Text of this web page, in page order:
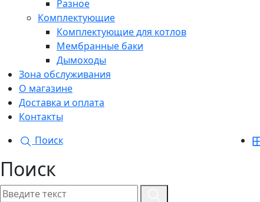
Разное
Комплектующие
Комплектующие для котлов
Мембранные баки
Дымоходы
Зона обслуживания
О магазине
Доставка и оплата
Контакты
Поиск
Поиск